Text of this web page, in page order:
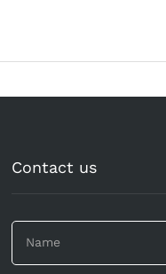
Contact us